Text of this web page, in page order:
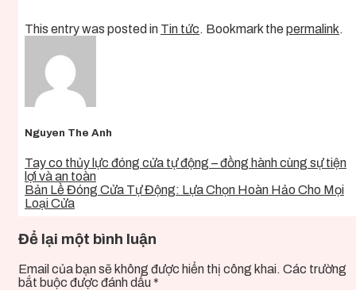
This entry was posted in Tin tức. Bookmark thepermalink.
Nguyen The Anh
Tay co thủy lực đóng cửa tự động – đồng hành cùng sự tiện
lợi và an toàn
Bản Lề Đóng Cửa Tự Động: Lựa Chọn Hoàn Hảo Cho Mọi
Loại Cửa
Để lại một bình luận
Email của bạn sẽ không được hiển thị công khai. Các trường
bắt buộc được đánh dấu *